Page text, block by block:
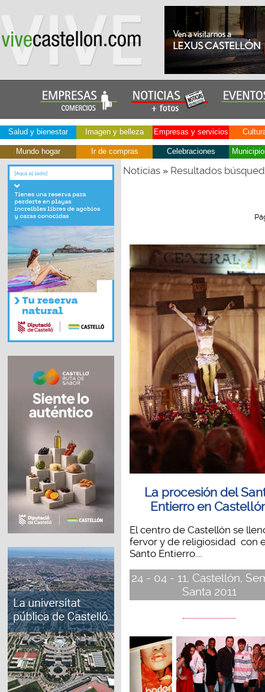
Salud y bienestar Imagen y belleza Empresas y servicios
Mundo hogar Ir de compras Celebraciones
Noticias» Resultados
La procesión del
Entierro en
El centro de Castellón se
fervor y de religiosidad con
Santo Entierro....
24 - 04 - 11, Castellón,
Santa 2011